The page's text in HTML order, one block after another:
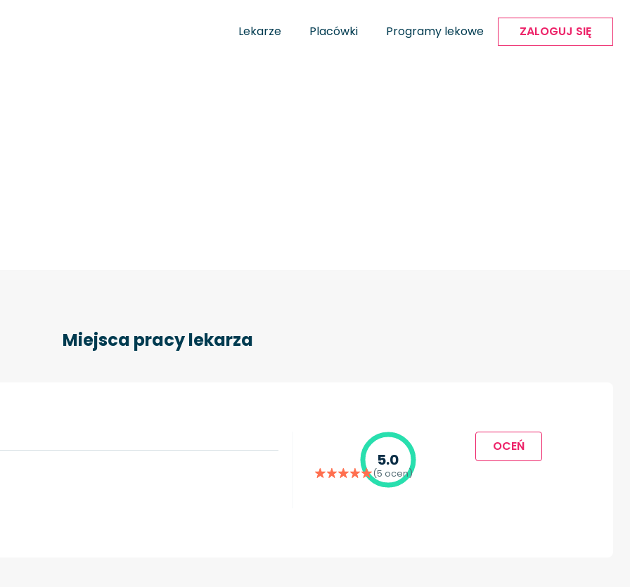
Lekarze Placówki Programy lekowe ZALOGUJ SIĘ
Miejsca pracy lekarza
5.0
(5 ocen)
OCEŃ